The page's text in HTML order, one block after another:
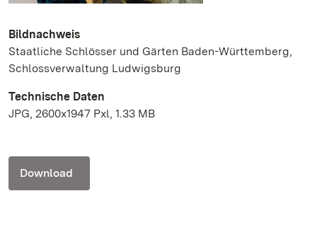
Bildnachweis
Staatliche Schlösser und Gärten Baden-Württemberg,
Schlossverwaltung Ludwigsburg
Technische Daten
JPG, 2600x1947 Pxl, 1.33 MB
Download